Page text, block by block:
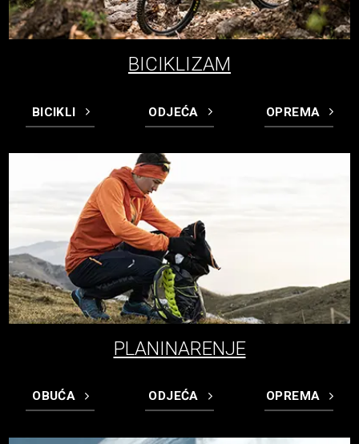
BICIKLIZAM
BICIKLI ODJEĆA OPREMA
PLANINARENJE
OBUĆA ODJEĆA OPREMA